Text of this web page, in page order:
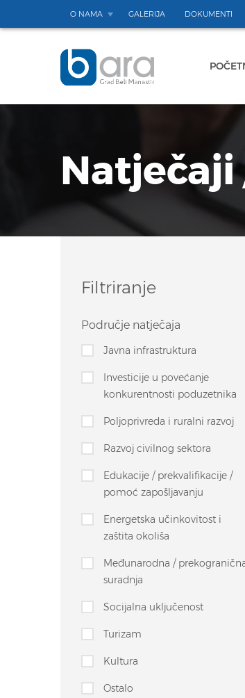
O NAMA GALERIJA DOKUMENTI
Natječaji
Filtriranje
Područje natječaja
Javna infrastruktura
Investicije u povećanje
konkurentnosti poduzetnika
Poljoprivreda i ruralni razvoj
Razvoj civilnog sektora
Edukacije / prekvalifikacije /
pomoć zapošljavanju
Energetska učinkovitost i
zaštita okoliša
Međunarodna /
suradnja
Socijalna uključenost
Turizam
Kultura
Ostalo